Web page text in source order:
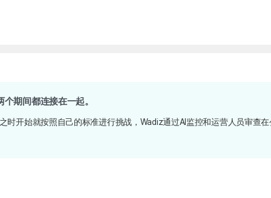
期间都连接在一起。
时开始就按照自己的标准进行挑战，Wadiz通过AI监控和运营人员审查